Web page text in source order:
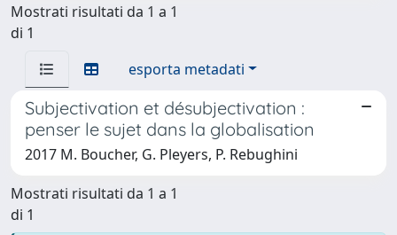
Mostrati risultati da 1 a 1
di 1
esporta metadati
Subjectivation et désubjectivation :
penser le sujet dans la globalisation
2017 M. Boucher, G. Pleyers, P. Rebughini
Mostrati risultati da 1 a 1
di 1